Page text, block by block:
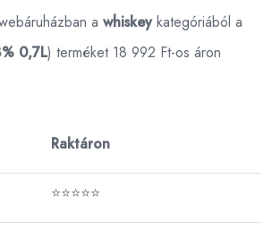
a whiskeykategóriából a
0,7L) terméket 18 992 Ft-os áron
Raktáron
⭐⭐⭐⭐⭐